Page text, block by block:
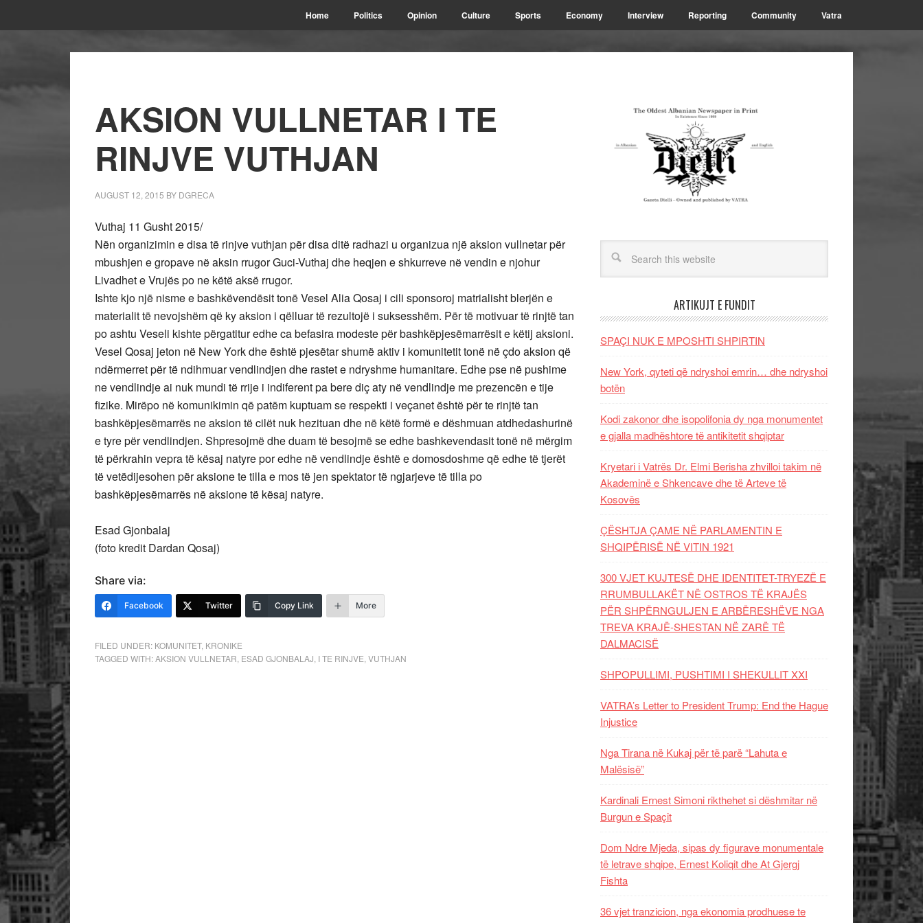
Home Politics Opinion Culture Sports Economy Interview Reporting Community Vatra
AKSION VULLNETAR I TE
RINJVE VUTHJAN
AUGUST 12, 2015 BY DGRECA
Vuthaj 11 Gusht 2015/
Nën organizimin e disa të rinjve vuthjan për disa ditë radhazi u organizua një aksion vullnetar për
mbushjen e gropave në aksin rrugor Guci-Vuthaj dhe heqjen e shkurreve në vendin e njohur
Livadhet e Vrujës po ne këtë aksë rrugor.
Ishte kjo një nisme e bashkëvendësit tonë Vesel Alia Qosaj i cili sponsoroj matrialisht blerjën e
materialit të nevojshëm që ky aksion i qëlluar të rezultojë i suksesshëm. Për të motivuar të rinjtë tan
po ashtu Veseli kishte përgatitur edhe ca befasira modeste për bashkëpjesëmarrësit e këtij aksioni.
Vesel Qosaj jeton në New York dhe është pjesëtar shumë aktiv i komunitetit tonë në çdo aksion që
ndërmerret për të ndihmuar vendlindjen dhe rastet e ndryshme humanitare. Edhe pse në pushime
ne vendlindje ai nuk mundi të rrije i indiferent pa bere diç aty në vendlindje me prezencën e tije
fizike. Mirëpo në komunikimin që patëm kuptuam se respekti i veçanet është për te rinjtë tan
bashkëpjesëmarrës ne aksion të cilët nuk hezituan dhe në këtë formë e dëshmuan atdhedashurinë
e tyre për vendlindjen. Shpresojmë dhe duam të besojmë se edhe bashkevendasit tonë në mërgim
të përkrahin vepra të kësaj natyre por edhe në vendlindje është e domosdoshme që edhe të tjerët
të vetëdijesohen për aksione te tilla e mos të jen spektator të ngjarjeve të tilla po
bashkëpjesëmarrës në aksione të kësaj natyre.
Esad Gjonbalaj
(foto kredit Dardan Qosaj)
Share via:
Facebook Twitter Copy Link More
FILED UNDER: KOMUNITET, KRONIKE
TAGGED WITH:AKSION VULLNETAR ESAD GJONBALAJ I TE RINJVE VUTHJAN
ARTIKUJT E FUNDIT
SPAÇI NUK E MPOSHTI SHPIRTIN
New York, qyteti që ndryshoi emrin… dhe ndryshoi
botën
Kodi zakonor dhe isopolifonia dy nga monumentet
e gjalla madhështore të antikitetit shqiptar
Kryetari i Vatrës Dr. Elmi Berisha zhvilloi takim në
Akademinë e Shkencave dhe të Arteve të
Kosovës
ÇËSHTJA ÇAME NË PARLAMENTIN E
SHQIPËRISË NË VITIN 1921
300 VJET KUJTESË DHE IDENTITET-TRYEZË E
RRUMBULLAKËT NË OSTROS TË KRAJËS
PËR SHPËRNGULJEN E ARBËRESHËVE NGA
TREVA KRAJË-SHESTAN NË ZARË TË
DALMACISË
SHPOPULLIMI, PUSHTIMI I SHEKULLIT XXI
VATRA’s Letter to President Trump: End the Hague
Injustice
Nga Tirana në Kukaj për të parë “Lahuta e
Malësisë”
Kardinali Ernest Simoni rikthehet si dëshmitar në
Burgun e Spaçit
Dom Ndre Mjeda, sipas dy figurave monumentale
të letrave shqipe, Ernest Koliqit dhe At Gjergj
Fishta
36 vjet tranzicion, nga ekonomia prodhuese te